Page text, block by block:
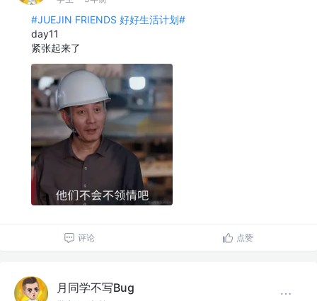
#JUEJIN FRIENDS 好好生活计划#
day11
紧张起来了
评论 点赞
月同学不写Bug